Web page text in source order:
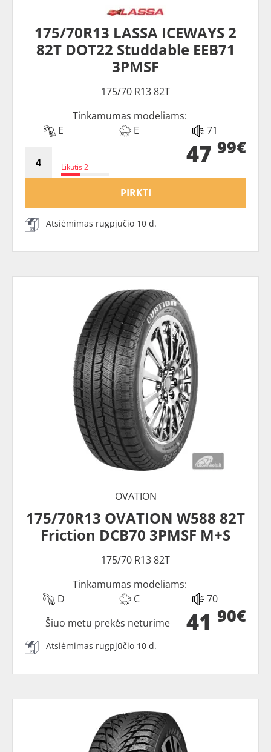
175/70R13 LASSA ICEWAYS 2
82T DOT22 Studdable EEB71
3PMSF
175/70 R13 82T
Tinkamumas modeliams:
E
E 71
Likutis 2 47 99€
PIRKTI
Atsiėmimas rugpjūčio 10 d.
OVATION
175/70R13 OVATION W588 82T
Friction DCB70 3PMSF M+S
175/70 R13 82T
Tinkamumas modeliams:
D
C 70
41 90€
Šiuo metu prekės neturime
Atsiėmimas rugpjūčio 10 d.